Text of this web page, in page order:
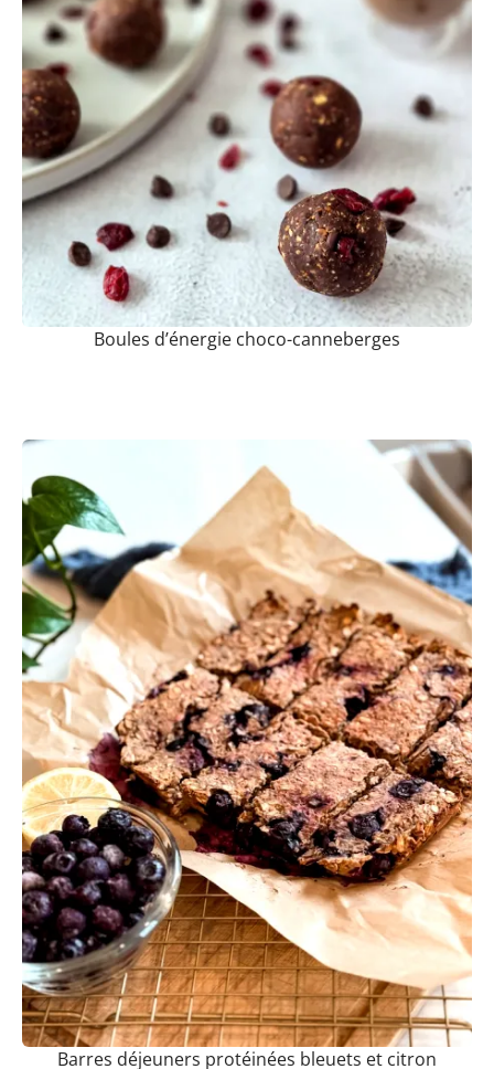
Boules d’énergie choco-canneberges
Barres déjeuners protéinées bleuets et citron